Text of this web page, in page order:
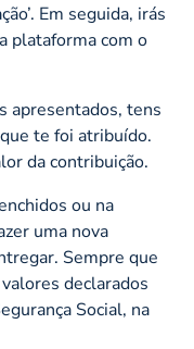
Em seguida, irás
plataforma com o
apresentados, tens
te foi atribuído.
da contribuição.
ou na
uma nova
Sempre que
declarados
Social, na